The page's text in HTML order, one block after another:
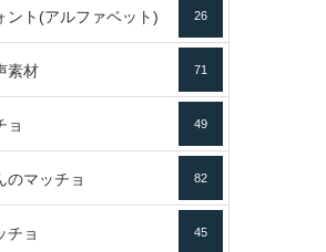
ント(アルファベット) 26
素材 71
ョ 49
のマッチョ 82
チョ 45